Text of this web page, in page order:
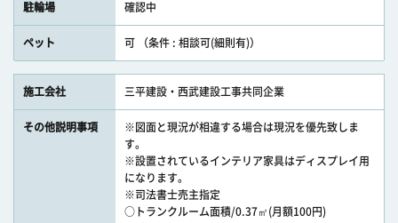
駐輪場 確認中
ペット 可 （条件 : 相談可(細則有)）
施工会社 三平建設・西武建設工事共同企業
その他説明事項
※図面と現況が相違する場合は現況を優先致しま
す。
※設置されているインテリア家具はディスプレイ用
になります。
※司法書士売主指定
○トランクルーム面積/0.37㎡(月額100円)